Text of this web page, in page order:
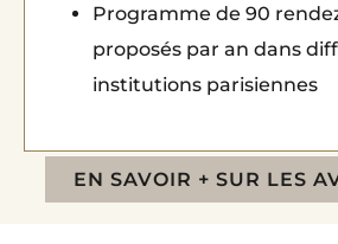
EN SAVOIR + SUR LES
Programme de 90
proposés par an dans
institutions parisiennes